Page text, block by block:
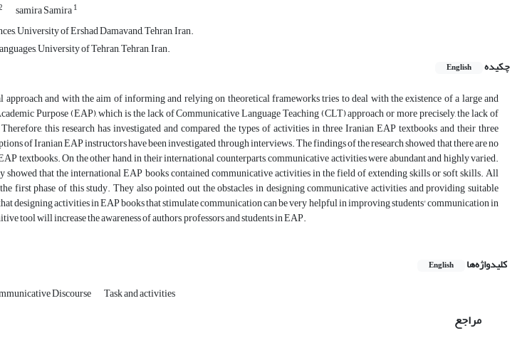
samira Samira1
University of Ershad Damavand, Tehran, Iran.
University of Tehran, Tehran, Iran.
چکیده
English
and with the aim of informing and relying on theoretical frameworks tries to deal with the existence of a large and
Purpose (EAP), which is the lack of Communicative Language Teaching (CLT) approach or more precisely, the lack of
this research has investigated and compared the types of activities in three Iranian EAP textbooks and their three
of Iranian EAP instructors have been investigated through interviews. The findings of the research showed that there are no
textbooks. On the other hand, in their international counterparts, communicative activities were abundant and highly varied.
showed that the international EAP books contained communicative activities in the field of extending skills or soft skills. All
first phase of this study. They also pointed out the obstacles in designing communicative activities and providing suitable
designing activities in EAP books that stimulate communication can be very helpful in improving students' communication in
tool will increase the awareness of authors, professors and students in EAP.
کلیدواژه‌ها English
Discourse Task and activities
مراجع